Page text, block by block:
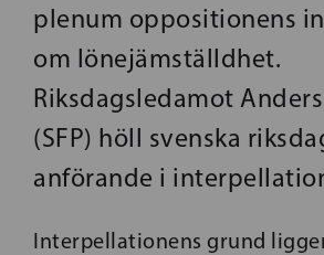
plenum oppositionens
om lönejämställdhet.
Riksdagsledamot
(SFP) höll svenska
anförande i
Interpellationens grund